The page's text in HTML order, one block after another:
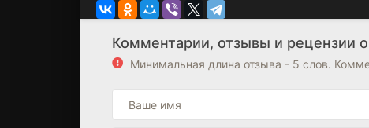
Комментарии, отзывы и рецензии
Минимальная длина отзыва - 5 слов.